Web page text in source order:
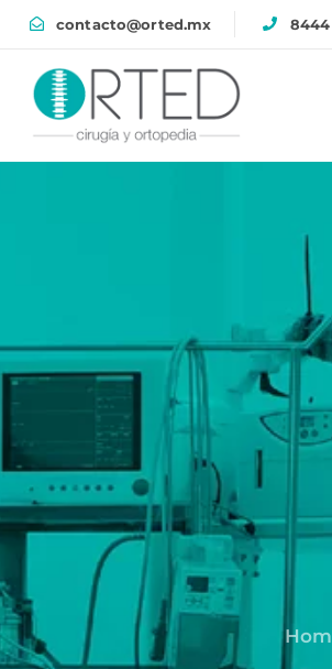
contacto@orted.mx 8444